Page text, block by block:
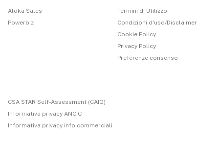
Atoka Sales
Powerbiz
Termini di Utilizzo
Condizioni d'uso/Disclaimer
Cookie Policy
Privacy Policy
Preferenze consenso
CSA STAR Self-Assessment (CAIQ)
Informativa privacy ANCIC
Informativa privacy info commerciali